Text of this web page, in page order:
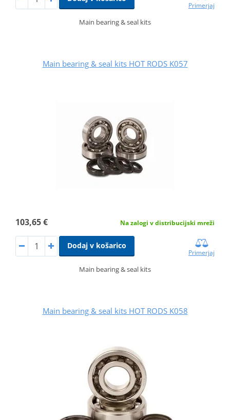
Primerjaj
Main bearing & seal kits
Main bearing & seal kits HOT RODS K057
103,65 € Na zalogi v distribucijski mreži
Dodaj v košarico
Primerjaj
Main bearing & seal kits
Main bearing & seal kits HOT RODS K058